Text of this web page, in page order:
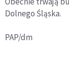
Dolnego Śląska.
PAP/dm